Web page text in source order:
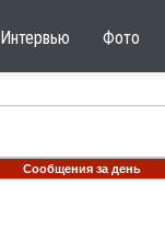
Интервью Фото
Сообщения за день